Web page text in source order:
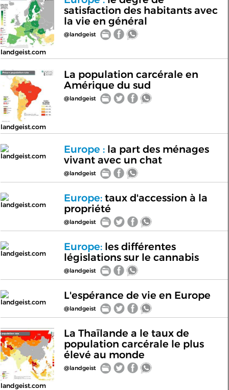
landgeist.com
satisfaction des habitants avec
la vie en général
@landgeist
landgeist.com
La population carcérale en
Amérique du sud
@landgeist
landgeist.com
Europe :la part des ménages
vivant avec un chat
@landgeist
landgeist.com
Europe:taux d'accession à la
propriété
@landgeist
landgeist.com
Europe:les différentes
législations sur le cannabis
@landgeist
landgeist.com
L'espérance de vie en Europe
@landgeist
landgeist.com
La Thaïlande a le taux de
population carcérale le plus
élevé au monde
@landgeist